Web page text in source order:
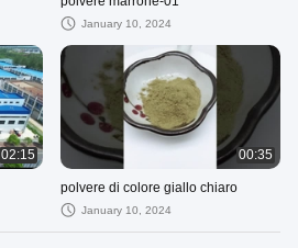
January 10, 2024
02:15 00:35
polvere di colore giallo chiaro
January 10, 2024